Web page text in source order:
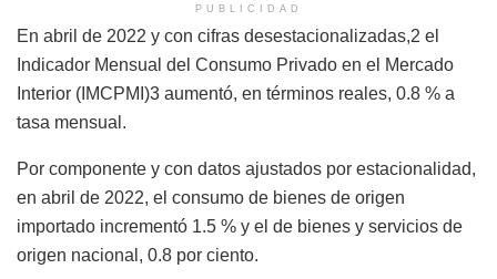
PUBLICIDAD
En abril de 2022 y con cifras desestacionalizadas,2 el
Indicador Mensual del Consumo Privado en el Mercado
Interior (IMCPMI)3 aumentó, en términos reales, 0.8 % a
tasa mensual.
Por componente y con datos ajustados por estacionalidad,
en abril de 2022, el consumo de bienes de origen
importado incrementó 1.5 % y el de bienes y servicios de
origen nacional, 0.8 por ciento.